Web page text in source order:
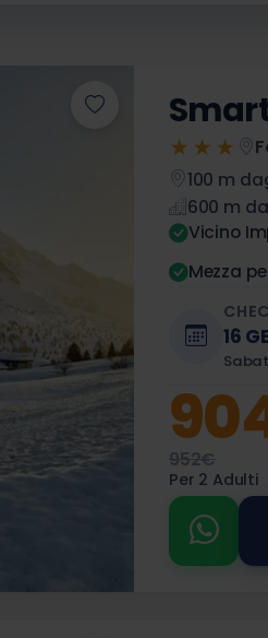
★★★
100 m
600 m
Vicino
Mezza
16
952€
Per 2 Adulti